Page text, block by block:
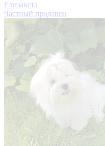
Елизавета
Частный продавец